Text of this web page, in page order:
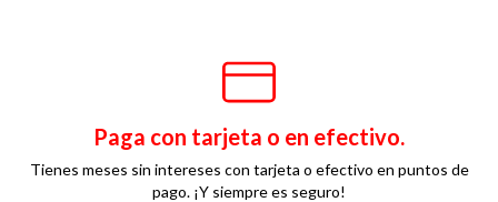
Paga con tarjeta o en efectivo.
Tienes meses sin intereses con tarjeta o efectivo en puntos de
pago. ¡Y siempre es seguro!